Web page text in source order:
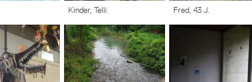
Kinder, Telli Fred, 43 J.